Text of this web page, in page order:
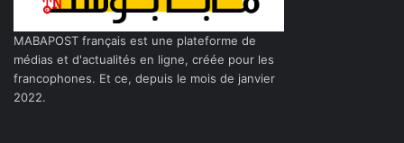
MABAPOST français est une plateforme de
médias et d'actualités en ligne, créée pour les
francophones. Et ce, depuis le mois de janvier
2022.